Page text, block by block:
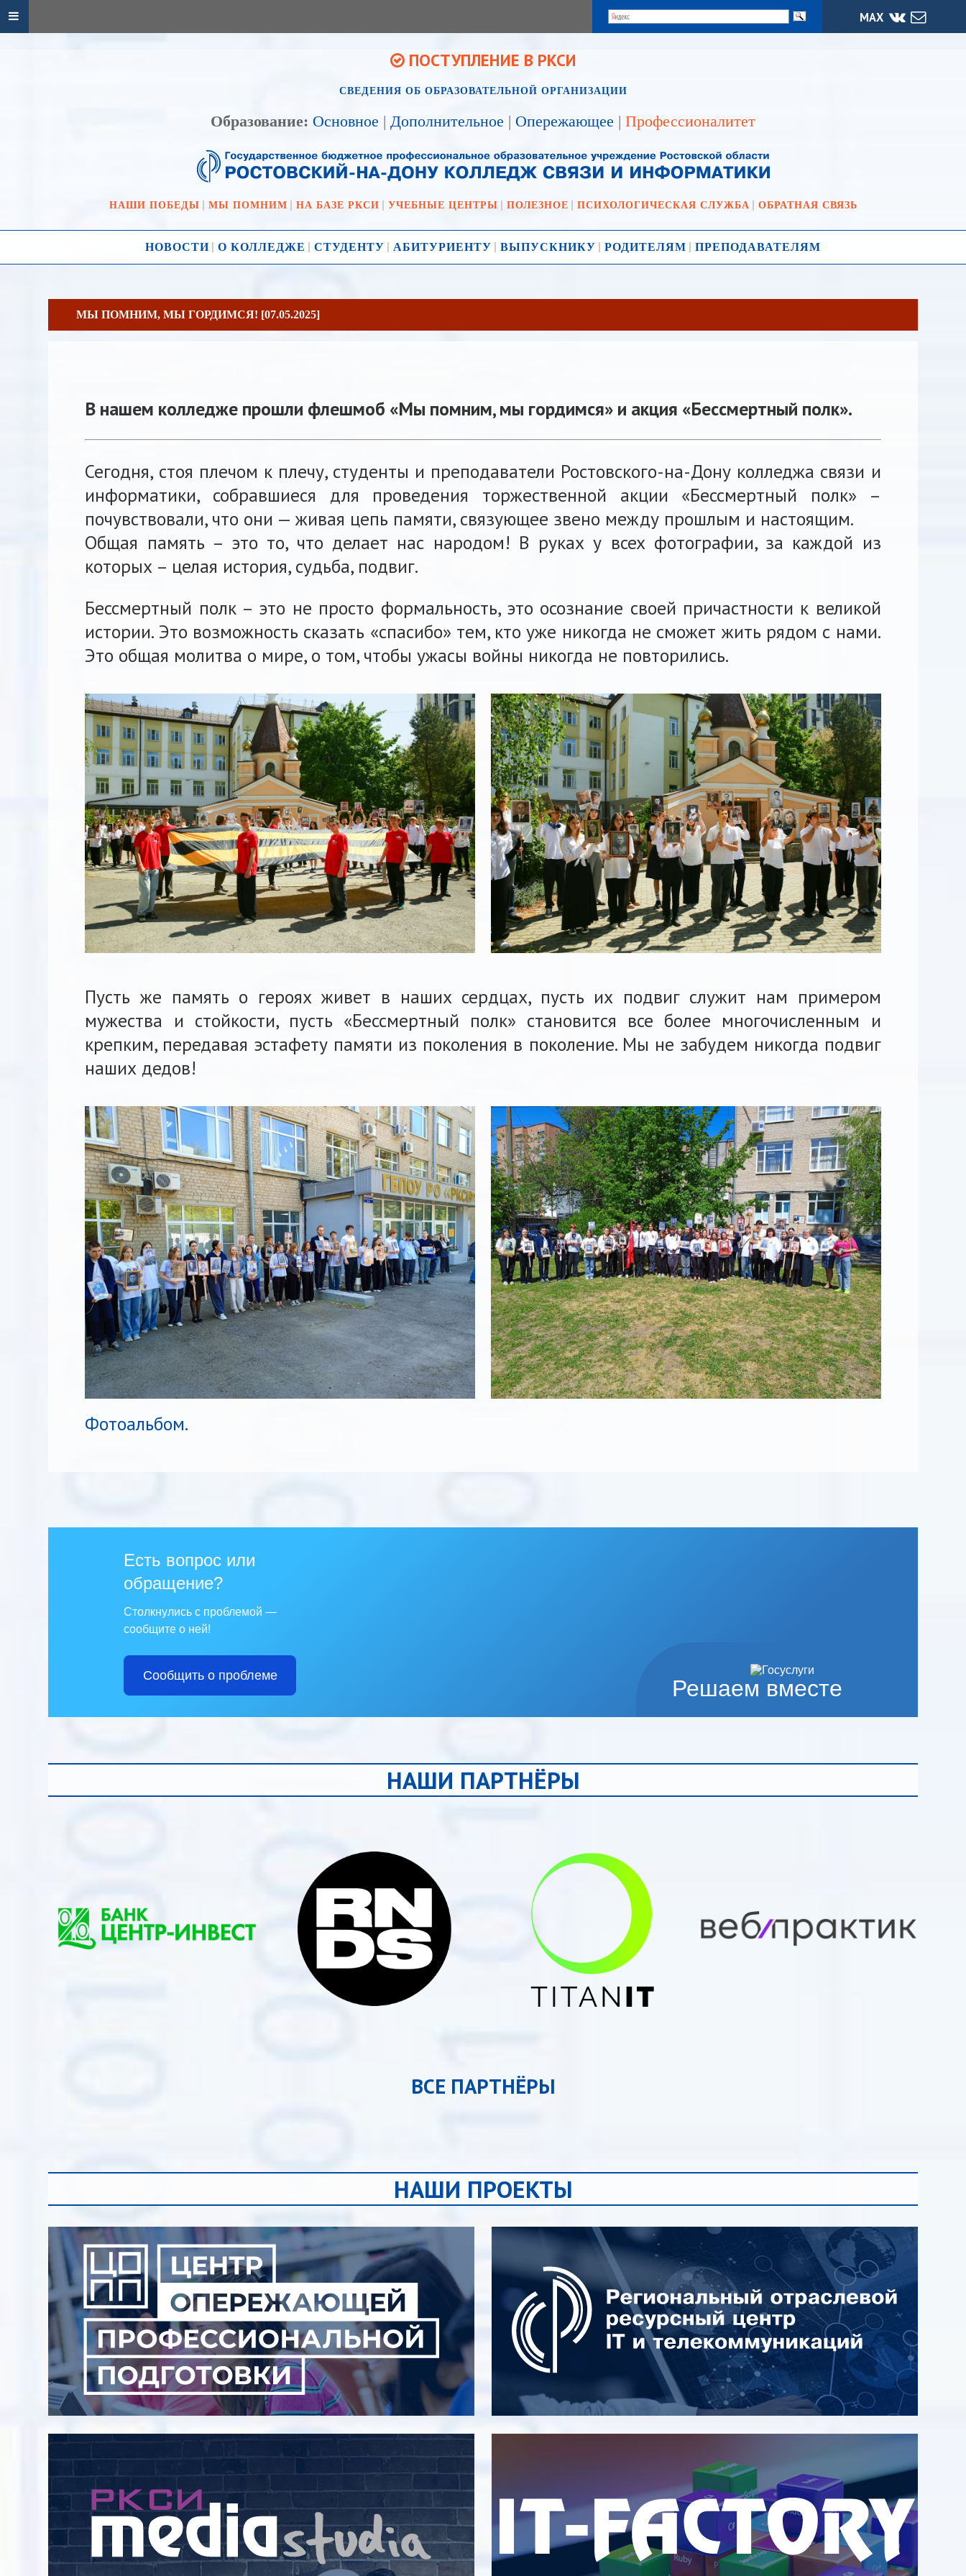
МАХ
ПОСТУПЛЕНИЕ В РКСИ
СВЕДЕНИЯ ОБ ОБРАЗОВАТЕЛЬНОЙ ОРГАНИЗАЦИИ
Образование: Основное | Дополнительное | Опережающее | Профессионалитет
НАШИ ПОБЕДЫ МЫ ПОМНИМ НА БАЗЕ РКСИ УЧЕБНЫЕ ЦЕНТРЫ ПОЛЕЗНОЕ ПСИХОЛОГИЧЕСКАЯ СЛУЖБА ОБРАТНАЯ СВЯЗЬ
НОВОСТИ О КОЛЛЕДЖЕ СТУДЕНТУ АБИТУРИЕНТУ ВЫПУСКНИКУ РОДИТЕЛЯМ ПРЕПОДАВАТЕЛЯМ
МЫ ПОМНИМ, МЫ ГОРДИМСЯ! [07.05.2025]
В нашем колледже прошли флешмоб «Мы помним, мы гордимся» и акция «Бессмертный полк».
Сегодня, стоя плечом к плечу, студенты и преподаватели Ростовского-на-Дону колледжа связи и
информатики, собравшиеся для проведения торжественной акции «Бессмертный полк» –
почувствовали, что они — живая цепь памяти, связующее звено между прошлым и настоящим.
Общая память – это то, что делает нас народом! В руках у всех фотографии, за каждой из
которых – целая история, судьба, подвиг.
Бессмертный полк – это не просто формальность, это осознание своей причастности к великой
истории. Это возможность сказать «спасибо» тем, кто уже никогда не сможет жить рядом с нами.
Это общая молитва о мире, о том, чтобы ужасы войны никогда не повторились.
Пусть же память о героях живет в наших сердцах, пусть их подвиг служит нам примером
мужества и стойкости, пусть «Бессмертный полк» становится все более многочисленным и
крепким, передавая эстафету памяти из поколения в поколение. Мы не забудем никогда подвиг
наших дедов!
Фотоальбом.
Решаем вместе
Есть вопрос или
обращение?
Столкнулись с проблемой —
сообщите о ней!
Сообщить о проблеме
НАШИ ПАРТНЁРЫ
ВСЕ ПАРТНЁРЫ
НАШИ ПРОЕКТЫ